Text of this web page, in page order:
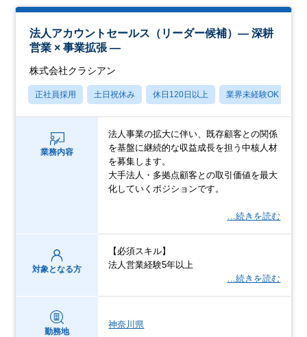
法人アカウントセールス（リーダー候補）― 深耕
営業 × 事業拡張 ―
株式会社クラシアン
正社員採用 土日祝休み 休日120日以上 業界未経験OK
業務内容
法人事業の拡大に伴い、既存顧客との関係
を基盤に継続的な収益成長を担う中核人材
を募集します。
大手法人・多拠点顧客との取引価値を最大
化していくポジションです。
…続きを読む
対象となる方
【必須スキル】
法人営業経験5年以上
…続きを読む
勤務地
神奈川県